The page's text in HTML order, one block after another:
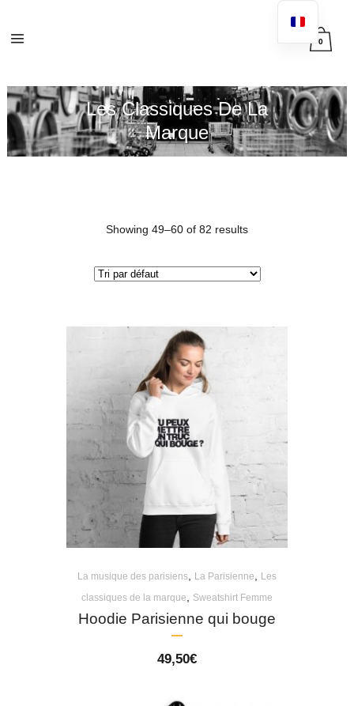
0
Les Classiques De La
Marque
Showing 49–60 of 82 results
La musique des parisiens La Parisienne
Les
classiques de la marque
Sweatshirt Femme
Hoodie Parisienne qui bouge
49,50€